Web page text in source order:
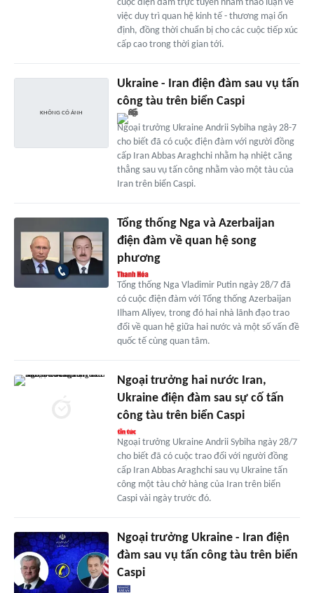
cuộc điện đàm trực tuyến nhằm thảo luận về
việc duy trì quan hệ kinh tế - thương mại ổn
định, đồng thời chuẩn bị cho các cuộc tiếp xúc
cấp cao trong thời gian tới.
Ukraine - Iran điện đàm sau vụ tấn
công tàu trên biển Caspi
Ngoại trưởng Ukraine Andrii Sybiha ngày 28-7
cho biết đã có cuộc điện đàm với người đồng
cấp Iran Abbas Araghchi nhằm hạ nhiệt căng
thẳng sau vụ tấn công nhằm vào một tàu của
Iran trên biển Caspi.
Tổng thống Nga và Azerbaijan
điện đàm về quan hệ song
phương
Tổng thống Nga Vladimir Putin ngày 28/7 đã
có cuộc điện đàm với Tổng thống Azerbaijan
Ilham Aliyev, trong đó hai nhà lãnh đạo trao
đổi về quan hệ giữa hai nước và một số vấn đề
quốc tế cùng quan tâm.
Ngoại trưởng hai nước Iran,
Ukraine điện đàm sau sự cố tấn
công tàu trên biển Caspi
Ngoại trưởng Ukraine Andrii Sybiha ngày 28/7
cho biết đã có cuộc trao đổi với người đồng
cấp Iran Abbas Araghchi sau vụ Ukraine tấn
công một tàu chở hàng của Iran trên biển
Caspi vài ngày trước đó.
Ngoại trưởng Ukraine - Iran điện
đàm sau vụ tấn công tàu trên biển
Caspi